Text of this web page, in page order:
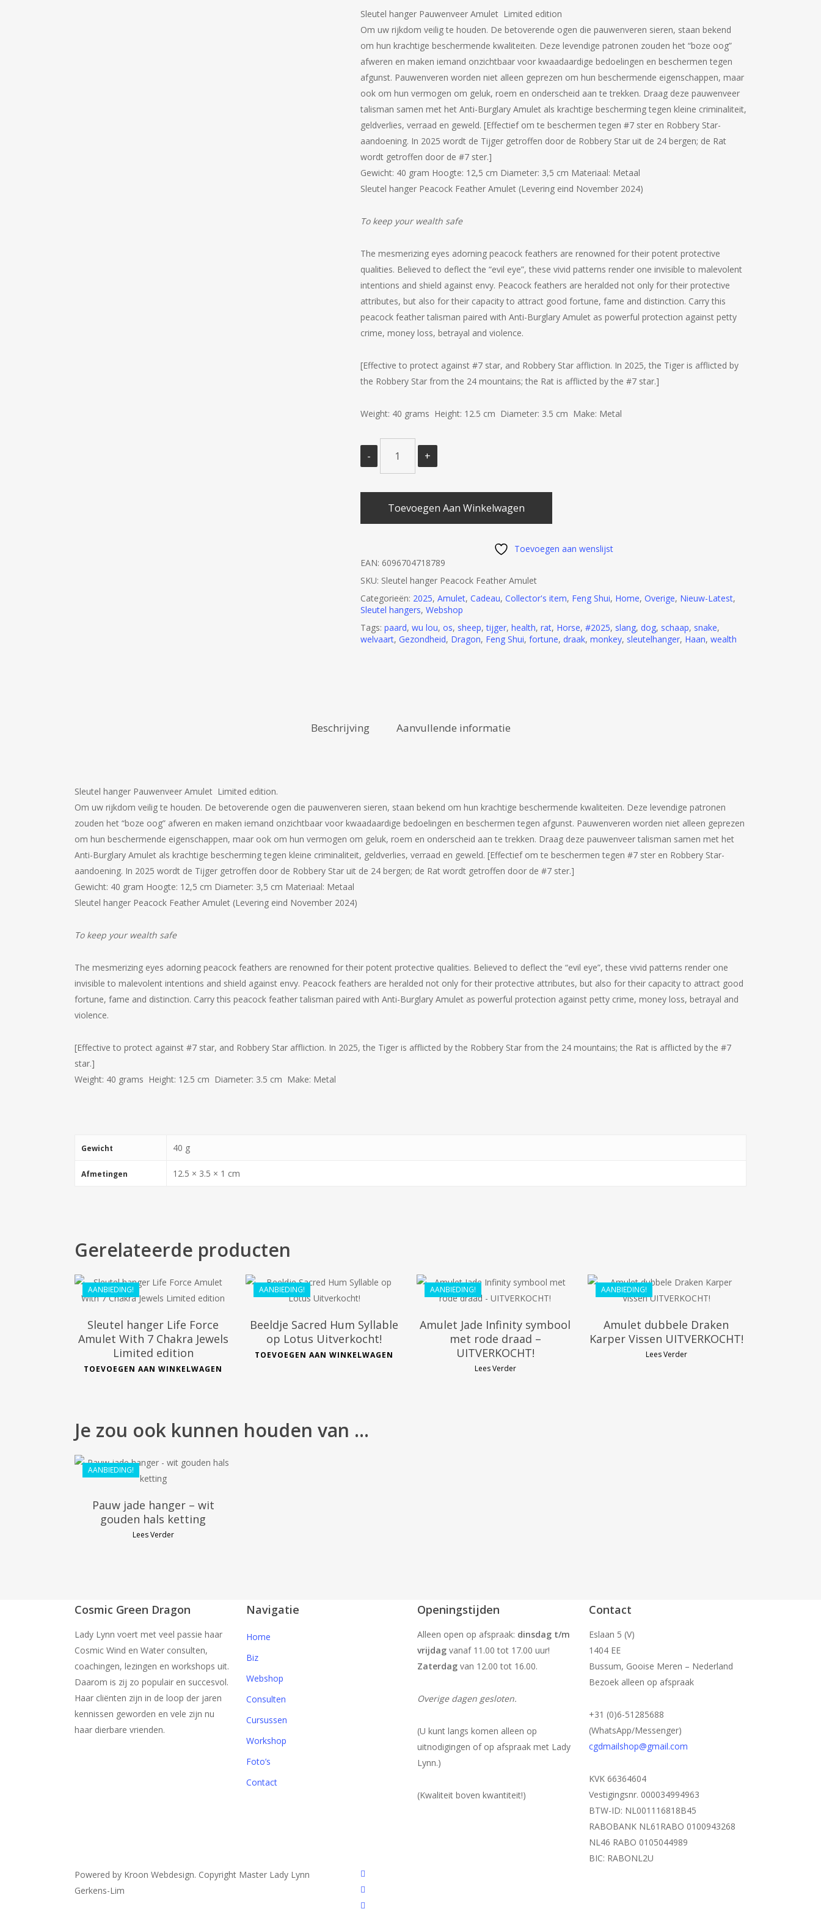
was:
€55.69.
is:
€44.99.
Sleutel hanger Pauwenveer Amulet Limited edition
Om uw rijkdom veilig te houden. De betoverende ogen die pauwenveren sieren, staan ​​bekend
om hun krachtige beschermende kwaliteiten. Deze levendige patronen zouden het “boze oog”
afweren en maken iemand onzichtbaar voor kwaadaardige bedoelingen en beschermen tegen
afgunst. Pauwenveren worden niet alleen geprezen om hun beschermende eigenschappen, maar
ook om hun vermogen om geluk, roem en onderscheid aan te trekken. Draag deze pauwenveer
talisman samen met het Anti-Burglary Amulet als krachtige bescherming tegen kleine criminaliteit,
geldverlies, verraad en geweld. [Effectief om te beschermen tegen #7 ster en Robbery Star-
aandoening. In 2025 wordt de Tijger getroffen door de Robbery Star uit de 24 bergen; de Rat
wordt getroffen door de #7 ster.]
Gewicht: 40 gram Hoogte: 12,5 cm Diameter: 3,5 cm Materiaal: Metaal
Sleutel hanger Peacock Feather Amulet (Levering eind November 2024)
To keep your wealth safe
The mesmerizing eyes adorning peacock feathers are renowned for their potent protective
qualities. Believed to deflect the “evil eye”, these vivid patterns render one invisible to malevolent
intentions and shield against envy. Peacock feathers are heralded not only for their protective
attributes, but also for their capacity to attract good fortune, fame and distinction. Carry this
peacock feather talisman paired with Anti-Burglary Amulet as powerful protection against petty
crime, money loss, betrayal and violence.
[Effective to protect against #7 star, and Robbery Star affliction. In 2025, the Tiger is afflicted by
the Robbery Star from the 24 mountains; the Rat is afflicted by the #7 star.]
Weight: 40 grams Height: 12.5 cm Diameter: 3.5 cm Make: Metal
Toevoegen Aan Winkelwagen
Toevoegen aan wenslijst
EAN: 6096704718789
SKU: Sleutel hanger Peacock Feather Amulet
Categorieën: 2025, Amulet, Cadeau, Collector's item, Feng Shui, Home, Overige, Nieuw-Latest,
Sleutel hangers, Webshop
Tags: paard, wu lou, os, sheep,tijger, health, rat, Horse, #2025, slang, dog, schaap, snake,
welvaart, Gezondheid, Dragon, Feng Shui, fortune, draak, monkey, sleutelhanger, Haan, wealth
Beschrijving Aanvullende informatie
Sleutel hanger Pauwenveer Amulet Limited edition.
Om uw rijkdom veilig te houden. De betoverende ogen die pauwenveren sieren, staan ​​bekend om hun krachtige beschermende kwaliteiten. Deze levendige patronen
zouden het “boze oog” afweren en maken iemand onzichtbaar voor kwaadaardige bedoelingen en beschermen tegen afgunst. Pauwenveren worden niet alleen geprezen
om hun beschermende eigenschappen, maar ook om hun vermogen om geluk, roem en onderscheid aan te trekken. Draag deze pauwenveer talisman samen met het
Anti-Burglary Amulet als krachtige bescherming tegen kleine criminaliteit, geldverlies, verraad en geweld. [Effectief om te beschermen tegen #7 ster en Robbery Star-
aandoening. In 2025 wordt de Tijger getroffen door de Robbery Star uit de 24 bergen; de Rat wordt getroffen door de #7 ster.]
Gewicht: 40 gram Hoogte: 12,5 cm Diameter: 3,5 cm Materiaal: Metaal
Sleutel hanger Peacock Feather Amulet (Levering eind November 2024)
To keep your wealth safe
The mesmerizing eyes adorning peacock feathers are renowned for their potent protective qualities. Believed to deflect the “evil eye”, these vivid patterns render one
invisible to malevolent intentions and shield against envy. Peacock feathers are heralded not only for their protective attributes, but also for their capacity to attract good
fortune, fame and distinction. Carry this peacock feather talisman paired with Anti-Burglary Amulet as powerful protection against petty crime, money loss, betrayal and
violence.
[Effective to protect against #7 star, and Robbery Star affliction. In 2025, the Tiger is afflicted by the Robbery Star from the 24 mountains; the Rat is afflicted by the #7
star.]
Weight: 40 grams Height: 12.5 cm Diameter: 3.5 cm Make: Metal
Gewicht 40 g
Afmetingen 12.5 × 3.5 × 1 cm
Gerelateerde producten
AANBIEDING!
€
Sleutel hanger Life Force
Amulet With 7 Chakra Jewels
Limited edition
TOEVOEGEN AAN WINKELWAGEN
AANBIEDING!
80.09
Beeldje Sacred Hum Syllable
op Lotus Uitverkocht!
TOEVOEGEN AAN WINKELWAGEN
AANBIEDING!
Amulet Jade Infinity symbool
met rode draad –
UITVERKOCHT!
Lees Verder
AANBIEDING!
€18.89
Amulet dubbele Draken
Karper Vissen UITVERKOCHT!
Lees Verder
Je zou ook kunnen houden van …
AANBIEDING!
€116.99
Pauw jade hanger – wit
gouden hals ketting
Lees Verder
Cosmic Green Dragon
Lady Lynn voert met veel passie haar
Cosmic Wind en Water consulten,
coachingen, lezingen en workshops uit.
Daarom is zij zo populair en succesvol.
Haar cliënten zijn in de loop der jaren
kennissen geworden en vele zijn nu
haar dierbare vrienden.
Navigatie
Home
Biz
Webshop
Consulten
Cursussen
Workshop
Foto’s
Contact
Openingstijden
Alleen open op afspraak: dinsdag t/m
vrijdag vanaf 11.00 tot 17.00 uur!
Zaterdag van 12.00 tot 16.00.
Overige dagen gesloten.
(U kunt langs komen alleen op
uitnodigingen of op afspraak met Lady
Lynn.)
(Kwaliteit boven kwantiteit!)
Contact
Eslaan 5 (V)
1404 EE
Bussum, Gooise Meren – Nederland
Bezoek alleen op afspraak
+31 (0)6-51285688
(WhatsApp/Messenger)
cgdmailshop@gmail.com
KVK 66364604
Vestigingsnr. 000034994963
BTW-ID: NL001116818B45
RABOBANK NL61RABO 0100943268
NL46 RABO 0105044989
BIC: RABONL2U
Powered by Kroon Webdesign. Copyright Master Lady Lynn
Gerkens-Lim
twitter
facebook
linkedin